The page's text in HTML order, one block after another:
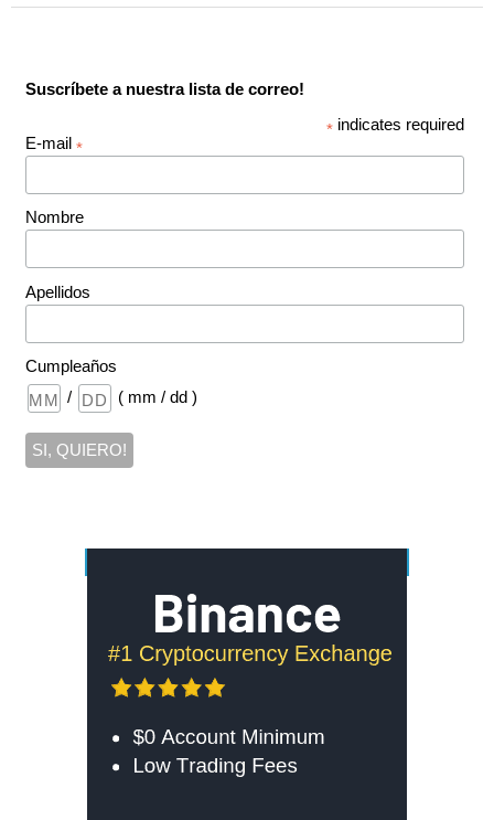
Suscríbete a nuestra lista de correo!
* indicates required
E-mail *
Nombre
Apellidos
Cumpleaños
/
( mm / dd )